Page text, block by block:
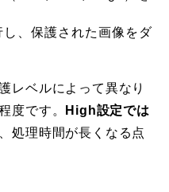
し、保護された画像をダ
レベルによって異なり
度です。
High設定では
処理時間が長くなる点